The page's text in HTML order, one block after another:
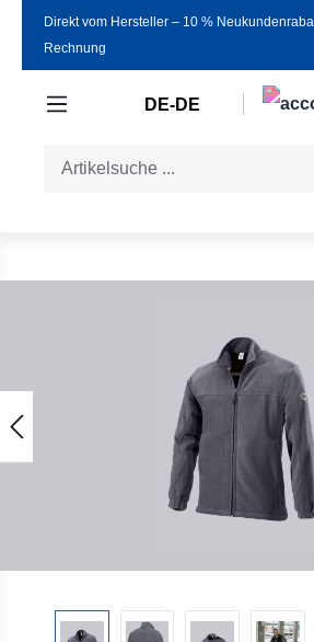
Zum Hauptinhalt springen
Direkt vom Hersteller ‒ 10 %
Rechnung
DE-DE